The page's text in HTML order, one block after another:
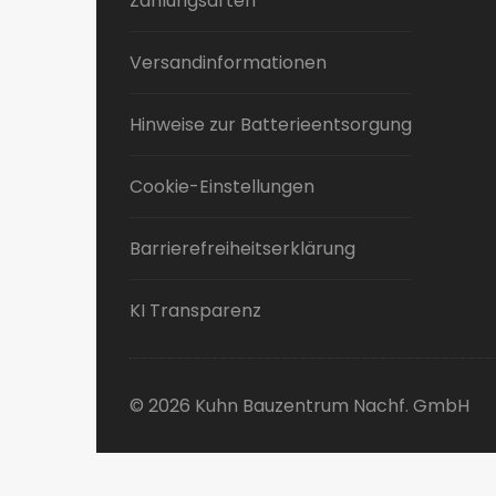
Versandinformationen
Hinweise zur Batterieentsorgung
Cookie-Einstellungen
Barrierefreiheitserklärung
KI Transparenz
© 2026 Kuhn Bauzentrum Nachf. GmbH